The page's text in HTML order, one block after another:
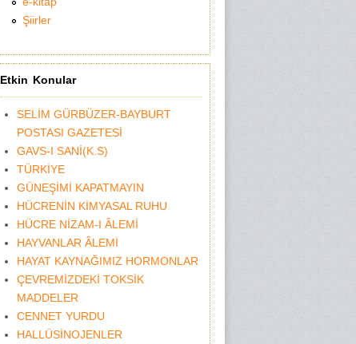
Şiirler
Etkin Konular
SELİM GÜRBÜZER-BAYBURT
POSTASI GAZETESİ
GAVS-I SANİ(K.S)
TÜRKİYE
GÜNEŞİMİ KAPATMAYIN
HÜCRENİN KİMYASAL RUHU
HÜCRE NİZAM-I ÂLEMİ
HAYVANLAR ÂLEMİ
HAYAT KAYNAĞIMIZ HORMONLAR
ÇEVREMİZDEKİ TOKSİK
MADDELER
CENNET YURDU
HALLÜSİNOJENLER